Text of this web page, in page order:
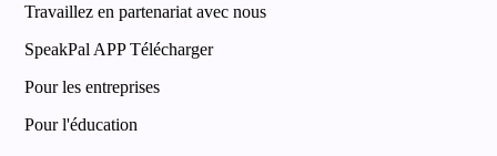
Travaillez en partenariat avec nous
SpeakPal APP Télécharger
Pour les entreprises
Pour l'éducation